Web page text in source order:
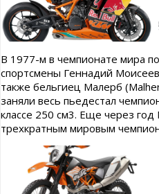
В 1977-м в чемпионате мира
спортсмены Геннадий
также бельгиец Малерб
заняли весь пьедестал
классе 250 см3. Еще через год
трехкратным мировым